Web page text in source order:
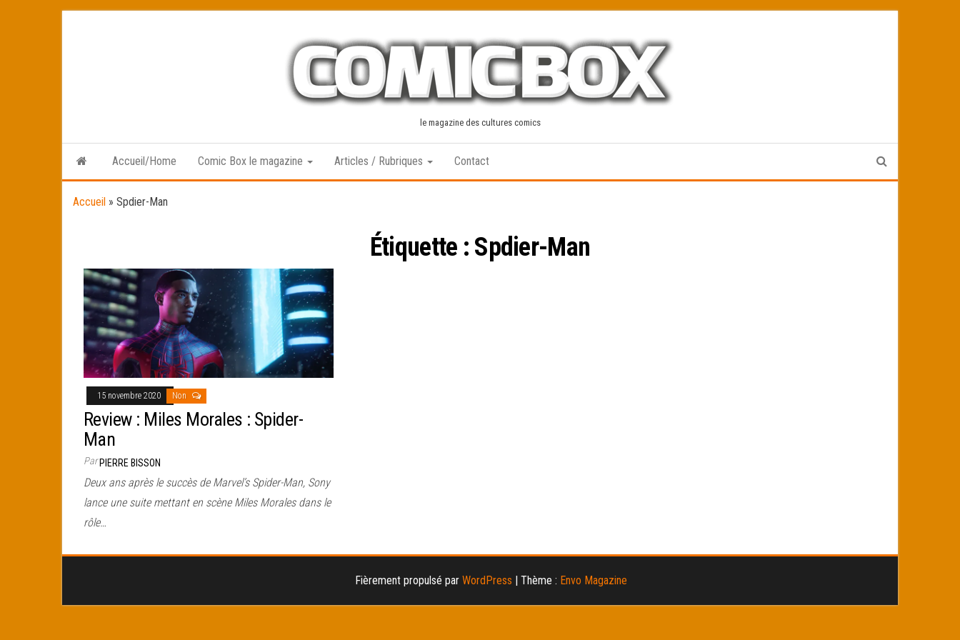
le magazine des cultures comics
Accueil/Home Comic Box le magazine Articles / Rubriques Contact
Accueil » Spdier-Man
Étiquette : Spdier-Man
15 novembre 2020 Non
Review : Miles Morales : Spider-
Man
ParPIERRE BISSON
Deux ans après le succès de Marvel’s Spider-Man, Sony
lance une suite mettant en scène Miles Morales dans le
rôle…
Fièrement propulsé par WordPress | Thème : Envo Magazine